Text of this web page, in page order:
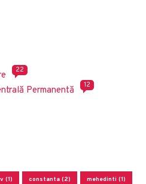
22
Permanentă 12
(1) constanta (2) mehedinti (1)